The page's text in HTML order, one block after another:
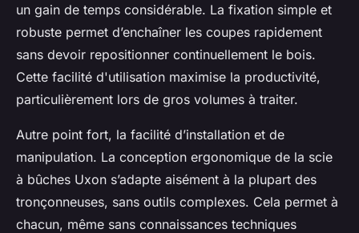
un gain de temps considérable. La fixation simple et
robuste permet d’enchaîner les coupes rapidement
sans devoir repositionner continuellement le bois.
Cette facilité d'utilisation maximise la productivité,
particulièrement lors de gros volumes à traiter.
Autre point fort, la facilité d’installation et de
manipulation. La conception ergonomique de la scie
à bûches Uxon s’adapte aisément à la plupart des
tronçonneuses, sans outils complexes. Cela permet à
chacun, même sans connaissances techniques